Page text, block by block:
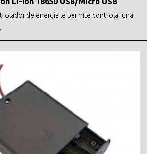
de energía le permite controlar una